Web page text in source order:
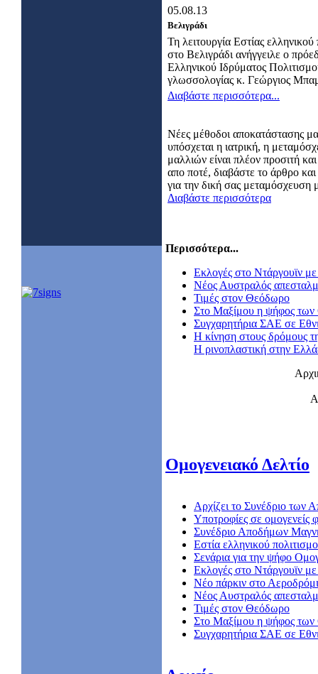
05.08.13
Βελιγράδι
Τη λειτουργία Εστίας ελληνικού
στο Βελιγράδι ανήγγειλε ο
Ελληνικού Ιδρύματος
γλωσσολογίας κ. Γεώργιος
Διαβάστε περισσότερα...
Νέες μέθοδοι αποκατάστασης
υπόσχεται η ιατρική, η
μαλλιών είναι πλέον προσιτή
απο ποτέ, διαβάστε το άρθρο
για την δική σας μεταμόσχευση
Διαβάστε περισσότερα
Περισσότερα...
Εκλογές στο Ντάργουϊν με
Nέος Αυστραλός
Τιμές στον Θεόδωρο
Στο Μαξίμου η ψήφος
Συγχαρητήρια ΣΑΕ σε
Η κίνηση στους δρόμους
Η ρινοπλαστική στην
Ομογενειακό Δελτίο
Αρχίζει το Συνέδριο
Υποτροφίες σε ομογενείς
Συνέδριο Αποδήμων
Εστία ελληνικού
Σενάρια για την ψήφο
Εκλογές στο Ντάργουϊν με
Νέο πάρκιν στο
Nέος Αυστραλός
Τιμές στον Θεόδωρο
Στο Μαξίμου η ψήφος
Συγχαρητήρια ΣΑΕ σε